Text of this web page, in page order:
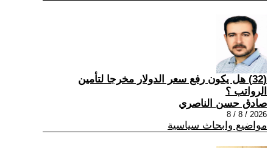
(32) هل يكون رفع سعر الدولار مخرجا لتأمين
الرواتب ؟
صادق حسن الناصري
2026 / 8 / 8
مواضيع وابحاث سياسية